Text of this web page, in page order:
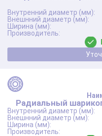
Радиальный